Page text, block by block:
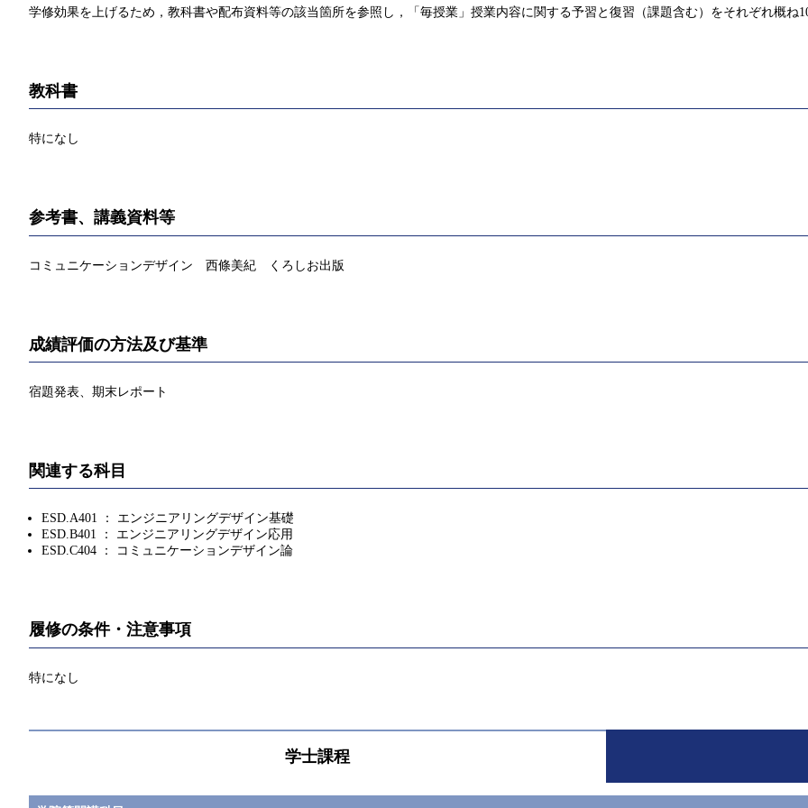
学修効果を上げるため，教科書や配布資料等の該当箇所を参照し，「毎授業」授業内容に関する予習と復習（課題含む）をそれぞれ概ね
教科書
特になし
参考書、講義資料等
コミュニケーションデザイン 西條美紀 くろしお出版
成績評価の方法及び基準
宿題発表、期末レポート
関連する科目
ESD.A401 ： エンジニアリングデザイン基礎
ESD.B401 ： エンジニアリングデザイン応用
ESD.C404 ： コミュニケーションデザイン論
履修の条件・注意事項
特になし
学士課程